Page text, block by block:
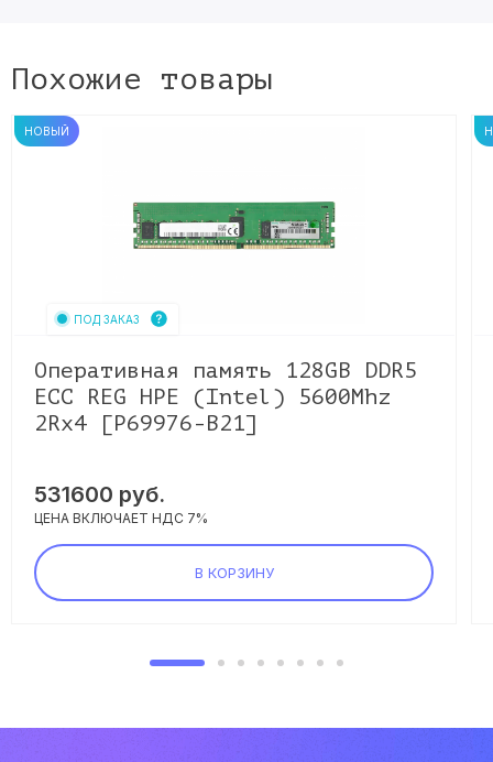
Похожие товары
НОВЫЙ
ПОД ЗАКАЗ
Оперативная память 128GB DDR5
ECC REG HPE (Intel) 5600Mhz
2Rx4 [P69976-B21]
531600 руб.
ЦЕНА ВКЛЮЧАЕТ НДС 7%
В КОРЗИНУ